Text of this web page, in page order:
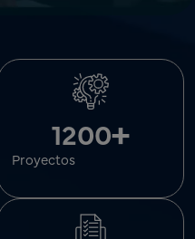
1200+
Proyectos